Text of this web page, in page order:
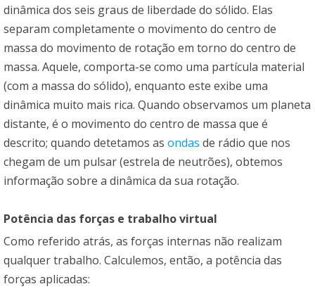
dinâmica dos seis graus de liberdade do sólido. Elas
separam completamente o movimento do centro de
massa do movimento de rotação em torno do centro de
massa. Aquele, comporta-se como uma partícula material
(com a massa do sólido), enquanto este exibe uma
dinâmica muito mais rica. Quando observamos um planeta
distante, é o movimento do centro de massa que é
descrito; quando detetamos as ondas de rádio que nos
chegam de um pulsar (estrela de neutrões), obtemos
informação sobre a dinâmica da sua rotação.
Potência das forças e trabalho virtual
Como referido atrás, as forças internas não realizam
qualquer trabalho. Calculemos, então, a potência das
forças aplicadas: